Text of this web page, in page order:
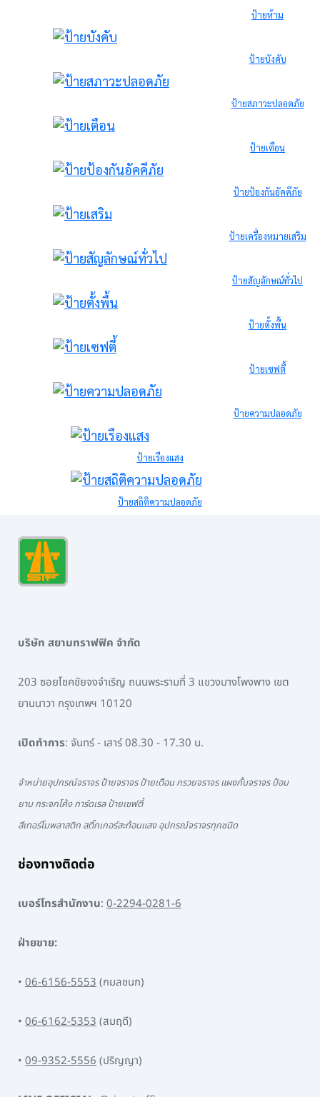
ป้ายห้าม
ป้ายบังคับ
ป้ายสภาวะปลอดภัย
ป้ายเตือน
ป้ายป้องกันอัคคีภัย
ป้ายเครื่องหมายเสริม
ป้ายสัญลักษณ์ทั่วไป
ป้ายตั้งพื้น
ป้ายเซฟตี้
ป้ายความปลอดภัย
ป้ายเรืองแสง
ป้ายสถิติความปลอดภัย
บริษัท สยามทราฟฟิค จำกัด
203 ซอยโชคชัยจงจำเริญ ถนนพระรามที่ 3 แขวงบางโพงพาง เขต
ยานนาวา กรุงเทพฯ 10120
เปิดทำการ: จันทร์ - เสาร์ 08.30 - 17.30 น.
จำหน่ายอุปกรณ์จราจร ป้ายจราจร ป้ายเตือน กรวยจราจร แผงกั้นจราจร ป้อม
ยาม กระจกโค้ง การ์ดเรล ป้ายเซฟตี้
สีเทอร์โมพลาสติก สติ๊กเกอร์สะท้อนแสง อุปกรณ์จราจรทุกชนิด
ช่องทางติดต่อ
เบอร์โทรสำนักงาน: 0-2294-0281-6
ฝ่ายขาย:
• 06-6156-5553(กมลชนก)
• 06-6162-5353(สมฤดี)
• 09-9352-5556(ปริญญา)